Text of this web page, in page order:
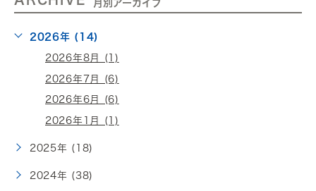
月別アーカイブ
2026年 (14)
2026年8月 (1)
2026年7月 (6)
2026年6月 (6)
2026年1月 (1)
2025年 (18)
2024年 (38)